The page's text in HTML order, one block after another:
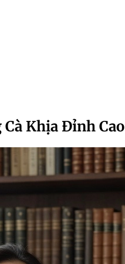
Khịa Đỉnh Cao